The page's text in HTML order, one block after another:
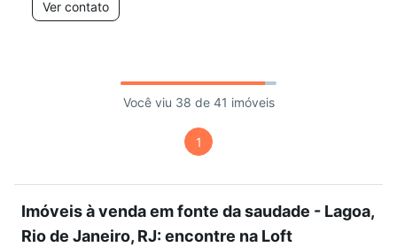
Ver contato
Você viu 38 de 41 imóveis
1
Imóveis à venda em fonte da saudade - Lagoa,
Rio de Janeiro, RJ: encontre na Loft